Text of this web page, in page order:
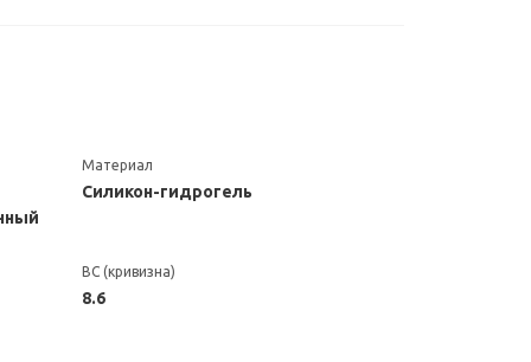
Материал
Силикон-гидрогель
BC (кривизна)
8.6